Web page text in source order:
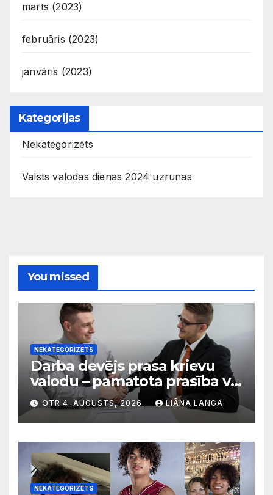
marts (2023)
februāris (2023)
janvāris (2023)
Kategorijas
Nekategorizēts
Valsts valodas dienas 2024 uzrunas
You missed
NEKATEGORIZĒTS
Darba devējs prasa krievu
valodu – pamatota prasība vai
diskriminācija? Skaidro VDI
OTR 4. AUGUSTS, 2026. LIĀNA LANGA
NEKATEGORIZĒTS